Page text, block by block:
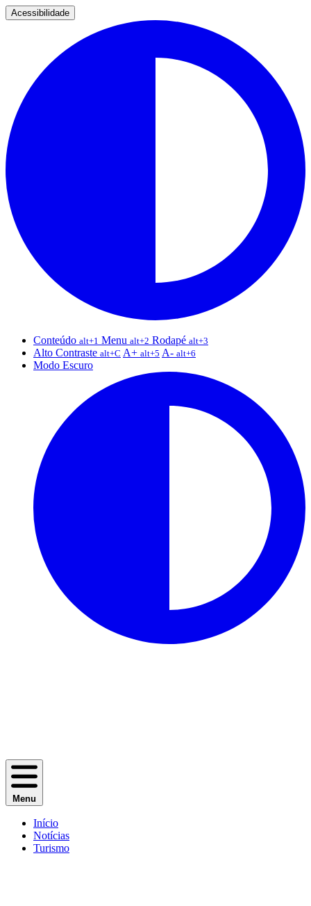
Acessibilidade
Conteúdo alt+1 Menu alt+2 Rodapé alt+3
Alto Contraste alt+C A+ alt+5 A- alt+6
Modo Escuro
Menu
Início
Notícias
Turismo